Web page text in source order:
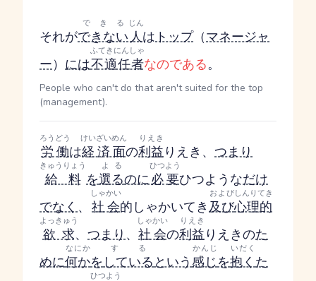
それができない
できる
人
じん
はトップ（マネージャ
ー） には不適任者
ふてきにんしゃ
なのである。
People who can't do that aren't suited for the top
(management).
労働
ろうどう
は経済面
けいざいめん
の利益
りえき
りえき 、 つまり
給料
きゅうりょう
を選る
よる
のに必要
ひつよう
ひつよう なだけ
でなく、 社会
しゃかい
的 しゃかいてき及び
および
心理的
しんりてき
欲求
よっきゅう
、 つまり、 社会
しゃかい
の利益
りえき
りえきのた
めに何か
なにか
をしている
する
という感じ
かんじ
を抱く
いだく
た
ひつよう